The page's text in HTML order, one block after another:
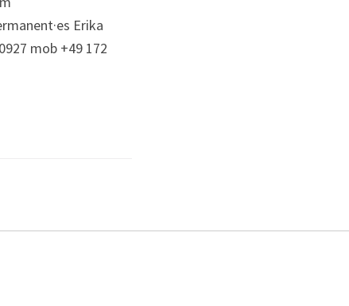
Erika
mob +49 172